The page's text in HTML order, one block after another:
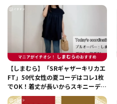
【しまむら】「SRギャザーキリカエ
FT」50代女性の夏コーデはコレ1枚
でOK！着丈が長いからスキニーデニ
ムもお任せ◎